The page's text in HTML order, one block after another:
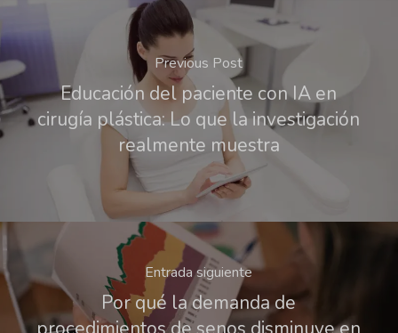
Previous Post
Educación del paciente con IA en
cirugía plástica: Lo que la investigación
realmente muestra
Entrada siguiente
Por qué la demanda de